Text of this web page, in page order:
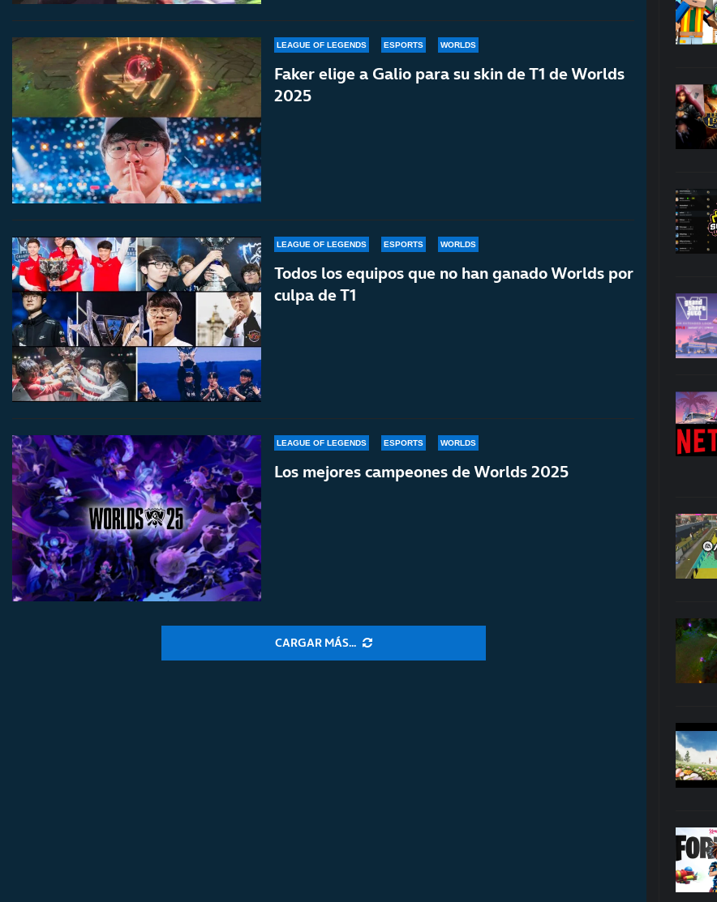
LEAGUE OF LEGENDS ESPORTS WORLDS
Faker elige a Galio para su skin de T1 de Worlds
2025
LEAGUE OF LEGENDS ESPORTS WORLDS
Todos los equipos que no han ganado Worlds por
culpa de T1
LEAGUE OF LEGENDS ESPORTS WORLDS
Los mejores campeones de Worlds 2025
CARGAR MÁS...